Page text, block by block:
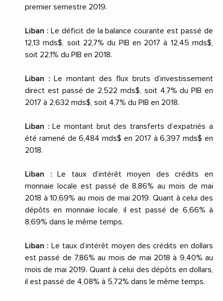
premier semestre 2019.
Liban :Le déficit de la balance courante est passé de
12,13 mds$, soit 22,7% du PIB en 2017 à 12,45 mds$,
soit 22,1% du PIB en 2018.
Liban : Le montant des flux bruts d’investissement
direct est passé de 2,522 mds$, soit 4,7% du PIB en
2017 à 2,632 mds$, soit 4,7% du PIB en 2018.
Liban :Le montant brut des transferts d’expatriés a
été ramené de 6,484 mds$ en 2017 à 6,397 mds$ en
2018.
Liban :Le taux d’intérêt moyen des crédits en
monnaie locale est passé de 8,86% au mois de mai
2018 à 10,69% au mois de mai 2019. Quant à celui des
dépôts en monnaie locale, il est passé de 6,66% à
8,69% dans le même temps.
Liban : Le taux d’intérêt moyen des crédits en dollars
est passé de 7,86% au mois de mai 2018 à 9,40% au
mois de mai 2019. Quant à celui des dépôts en dollars,
il est passé de 4,08% à 5,72% dans le même temps.